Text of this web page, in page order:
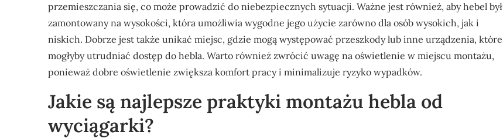
przemieszczania się, co może prowadzić do niebezpiecznych sytuacji. Ważne jest również, aby hebel był
zamontowany na wysokości, która umożliwia wygodne jego użycie zarówno dla osób wysokich, jak i
niskich. Dobrze jest także unikać miejsc, gdzie mogą występować przeszkody lub inne urządzenia, które
mogłyby utrudniać dostęp do hebla. Warto również zwrócić uwagę na oświetlenie w miejscu montażu,
ponieważ dobre oświetlenie zwiększa komfort pracy i minimalizuje ryzyko wypadków.
Jakie są najlepsze praktyki montażu hebla od
wyciągarki?